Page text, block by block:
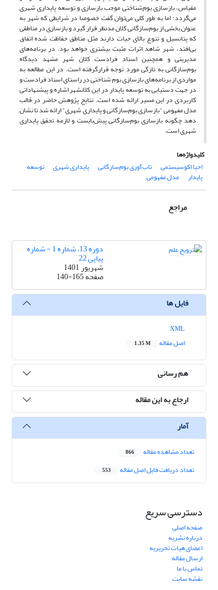
مقیاس، بازسازی بوم‌شناختی موجب بازسازی و توسعه پایداری شهری
می‌گردد؛ اما به طور کلی می‌توان گفت خصوصا در شرایطی که شهر به
عنوان بخشی از بوم‌سازگانی کلان مدنظر قرار گیرد و بازسازی در مناطقی
که پتانسیل و تنوع بالای حیات دارند مثل مناطق حفاظت شده اتفاق
بی‌افتد، شهر شاهد اثرات مثبت بیشتری خواهد بود. در برنامه‌های
مدیریتی و همچنین اسناد فرادست کلان شهر مشهد دیدگاه
بوم‌سازگانی به تازگی مورد توجه قرارگرفته است. در این مطالعه به
مواردی از برنامه‌های بازسازی بوم شناختی در راستای اسناد فرادست و
در جهت دستیابی به توسعه پایدار در این کلانشهر اشاره و پیشنهاداتی
کاربردی در این مسیر ارائه شده است. نتایج پژوهش حاضر در قالب
مدل مفهومی "بازسازی بوم‌سازگانی و پایداری شهری" ارائه شد تا نشان
‌دهد چگونه بازسازی بوم‌سازگانی پیش‌بایست و لازمه تحقق پایداری
شهری است.
کلیدواژه‌ها
احیا اکوسیستمی
تاب‌آوری بوم‌سازگانی پایداری شهری توسعه
پایدار مدل مفهومی
مراجع
دوره 13، شماره 1 - شماره
پیاپی 22
شهریور 1401
صفحه140-165
فایل ها
اصل مقاله
1.35 M
هم رسانی
ارجاع به این مقاله
آمار
تعداد مشاهده مقاله 866
تعداد دریافت فایل اصل مقاله 553
دسترسی سریع
صفحه اصلی
درباره نشریه
اعضای هیات تحریریه
ارسال مقاله
تماس با ما
نقشه سایت